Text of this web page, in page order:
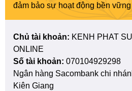
đảm bảo sự hoạt động bền
Chủ tài khoản: KENH PHAT SU
ONLINE
Số tài khoản: 070104929298
Ngân hàng Sacombank chi
Kiên Giang